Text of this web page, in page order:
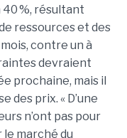
40 %, résultant
ressources et des
contre un à
devraient
prochaine, mais il
des prix. « D’une
n’ont pas pour
le marché du